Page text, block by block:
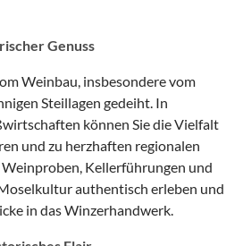
Genuss
Weinbau, insbesondere vom
Steillagen gedeiht. In
können Sie die Vielfalt
und zu herzhaften regionalen
Kellerführungen und
authentisch erleben und
in das Winzerhandwerk.